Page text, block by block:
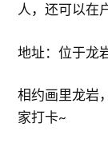
人，还可以在
地址：位于龙
相约画里龙岩
家打卡~